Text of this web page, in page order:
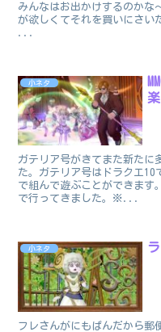
みんなはお出かけするのかな
が欲しくてそれを買いにさ
...
小ネタ
ガテリア号がきてまた新たに
た。ガテリア号はドラクエ10
で組んで遊ぶことができます
で行ってきました。※...
小ネタ
フレさんがにもぱんだから郵